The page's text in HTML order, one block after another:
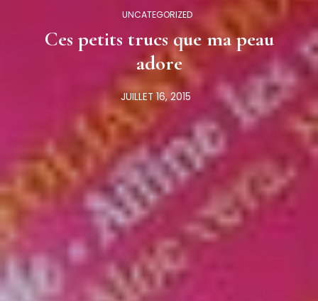
UNCATEGORIZED
Ces petits trucs que ma peau
adore
JUILLET 16, 2015